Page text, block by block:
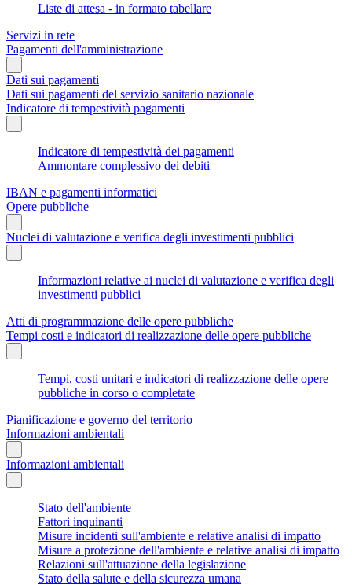
Liste di attesa - in formato tabellare
Servizi in rete
Pagamenti dell'amministrazione
Dati sui pagamenti
Dati sui pagamenti del servizio sanitario nazionale
Indicatore di tempestività pagamenti
Indicatore di tempestività dei pagamenti
Ammontare complessivo dei debiti
IBAN e pagamenti informatici
Opere pubbliche
Nuclei di valutazione e verifica degli investimenti pubblici
Informazioni relative ai nuclei di valutazione e verifica degli
investimenti pubblici
Atti di programmazione delle opere pubbliche
Tempi costi e indicatori di realizzazione delle opere pubbliche
Tempi, costi unitari e indicatori di realizzazione delle opere
pubbliche in corso o completate
Pianificazione e governo del territorio
Informazioni ambientali
Informazioni ambientali
Stato dell'ambiente
Fattori inquinanti
Misure incidenti sull'ambiente e relative analisi di impatto
Misure a protezione dell'ambiente e relative analisi di impatto
Relazioni sull'attuazione della legislazione
Stato della salute e della sicurezza umana